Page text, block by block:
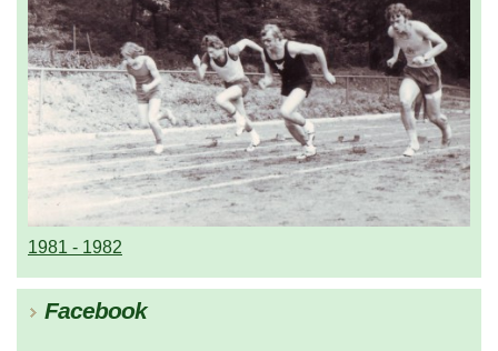
1981 - 1982
Facebook